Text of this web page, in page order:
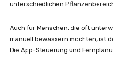
unterschiedlichen
Auch für Menschen, die oft
manuell bewässern möchten, ist
Die App-Steuerung und